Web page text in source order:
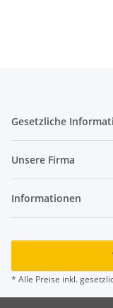
Gesetzliche
Unsere Firma
Informationen
* Alle Preise inkl.